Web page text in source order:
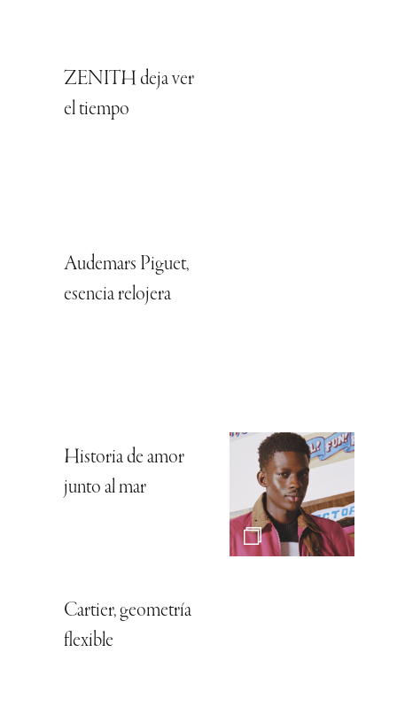
ZENITH deja ver
el tiempo
Audemars Piguet,
esencia relojera
Historia de amor
junto al mar
Cartier, geometría
flexible